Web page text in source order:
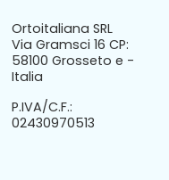
Ortoitaliana SRL
Via Gramsci 16 CP:
58100 Grosseto e -
Italia
P.IVA/C.F.:
02430970513